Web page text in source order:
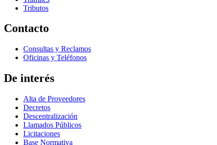
Tributos
Contacto
Consultas y Reclamos
Oficinas y Teléfonos
De interés
Alta de Proveedores
Decretos
Descentralización
Llamados Públicos
Licitaciones
Base Normativa